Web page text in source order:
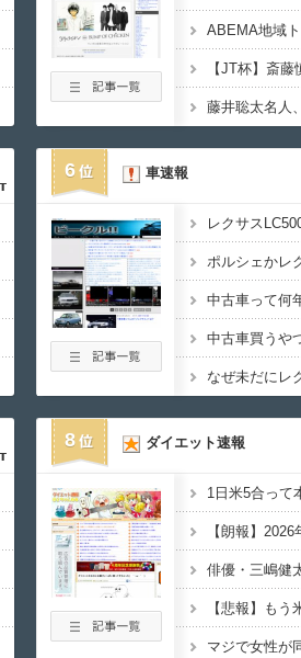
藤井聡太名人
6 車速報
レクサス
中古車買うや
なぜ未だにレ
8 ダイエット速報
1日米5合って
【朗報】
【悲報】も